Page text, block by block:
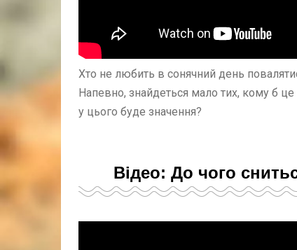
Хто не любить в сонячний день
Напевно, знайдеться мало тих, кому б
у цього буде значення?
Відео: До чого